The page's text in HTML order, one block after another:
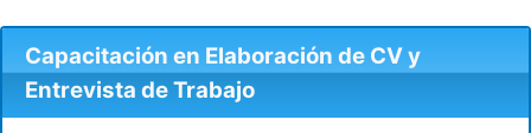
Capacitación en Elaboración de CV y
Entrevista de Trabajo